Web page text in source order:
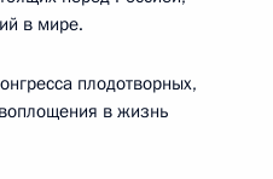
в мире.
плодотворных,
в жизнь